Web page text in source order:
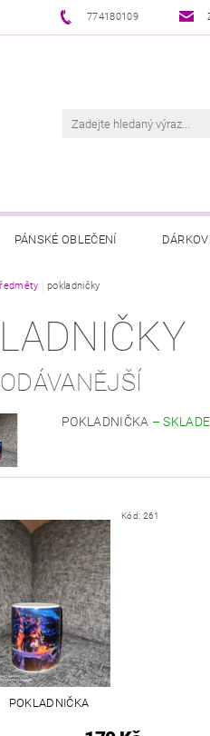
774180109
PÁNSKÉ OBLEČENÍ
pokladničky
POKLADNIČKA –
Kód: 261
POKLADNIČKA